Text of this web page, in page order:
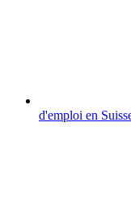
d'emploi en